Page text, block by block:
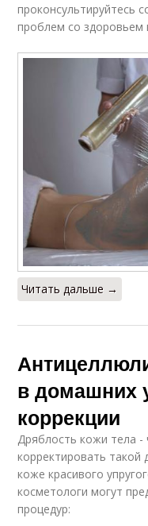
проконсультируйтесь
проблем со здоровьем
Читать дальше →
в домашних
коррекции
Дряблость кожи тела -
корректировать
коже красивого
косметологи могут
процедур: